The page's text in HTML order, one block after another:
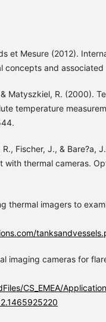
et Mesure (2012).
concepts and associated
Matyszkiel, R. (2000).
temperature
Fischer, J., & Bare?a,
with thermal cameras.
thermal imagers to
imaging cameras for
CS_EMEA/